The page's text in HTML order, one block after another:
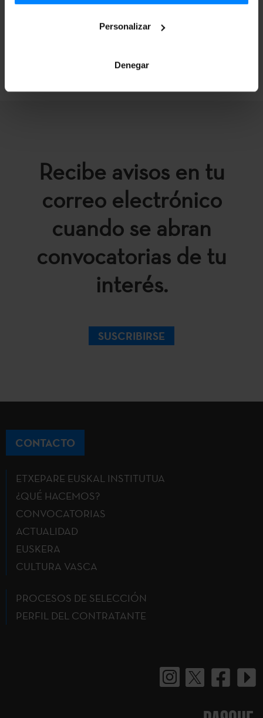
Personalizar
Denegar
Recibe avisos en tu
correo electrónico
cuando se abran
convocatorias de tu
interés.
SUSCRIBIRSE
CONTACTO
ETXEPARE EUSKAL INSTITUTUA
¿QUÉ HACEMOS?
CONVOCATORIAS
ACTUALIDAD
EUSKERA
CULTURA VASCA
PROCESOS DE SELECCIÓN
PERFIL DEL CONTRATANTE